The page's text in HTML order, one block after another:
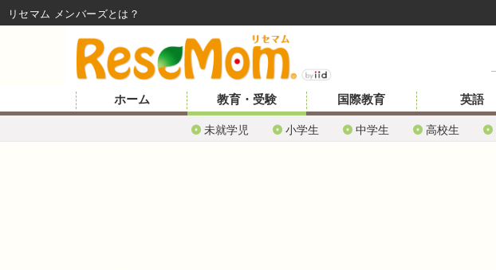
ホーム 教育・受験
未就学児 小学生 中学生 高校生
国際教育 英語
リセマム メンバーズ